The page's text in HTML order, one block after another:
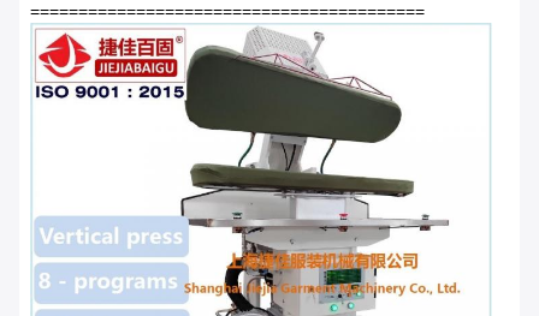
=========================================